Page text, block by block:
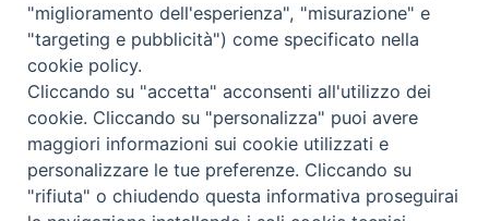
Consiglio scientifico
Coordinamento nazionale
COPYRIGHT Scienza & Vita - C.F96600690588- Tutti i
"miglioramento dell'esperienza", "misurazione" e
"targeting e pubblicità") come specificato nella
cookie policy.
Cliccando su "accetta" acconsenti all'utilizzo dei
cookie. Cliccando su "personalizza" puoi avere
maggiori informazioni sui cookie utilizzati e
personalizzare le tue preferenze. Cliccando su
"rifiuta" o chiudendo questa informativa proseguirai